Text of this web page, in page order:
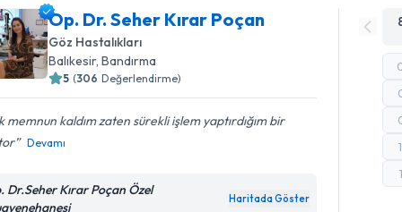
Op. Dr. Seher Kırar Poçan
Göz Hastalıkları
Balıkesir, Bandırma
5 (306 Değerlendirme)
memnun kaldım zaten sürekli işlem yaptırdığım bir
Devamı
Dr.Seher Kırar Poçan Özel
Haritada Göster